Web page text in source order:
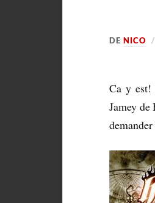
DENICO
Ca y est!
Jamey de